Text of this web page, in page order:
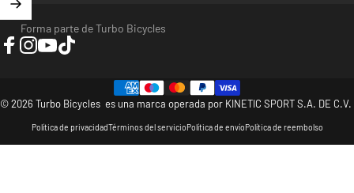
Forma parte de Turbo Bicycles
© 2026 Turbo Bicycles es una marca operada por KINETIC SPORT S.A. DE C.V.
Política de privacidadTérminos del servicioPolítica de envíoPolítica de reembolso